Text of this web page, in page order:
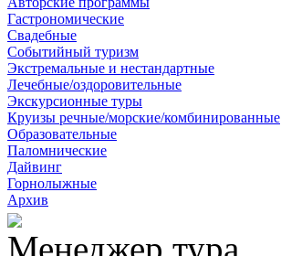
Гастрономические
Свадебные
Событийный туризм
Экстремальные и нестандартные
Лечебные/оздоровительные
Экскурсионные туры
Круизы речные/морские/комбинированные
Образовательные
Паломнические
Дайвинг
Горнолыжные
Архив